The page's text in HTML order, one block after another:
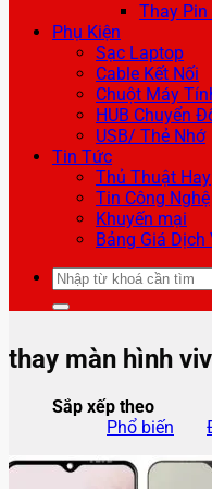
Thay Pin
Phụ Kiện
Sạc Laptop
Cable Kết Nối
Chuột Máy
HUB Chuyển
USB/ Thẻ Nhớ
Tin Tức
Thủ Thuật Hay
Tin Công Nghệ
Khuyến mại
Bảng Giá Dịch
Tìm
kiếm:
thay màn hình
Sắp xếp theo
Phổ biến